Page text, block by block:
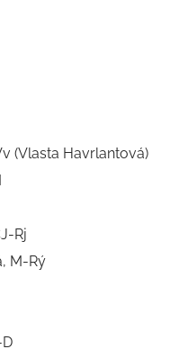
(Vlasta Havrlantová)
Rj
M-Rý